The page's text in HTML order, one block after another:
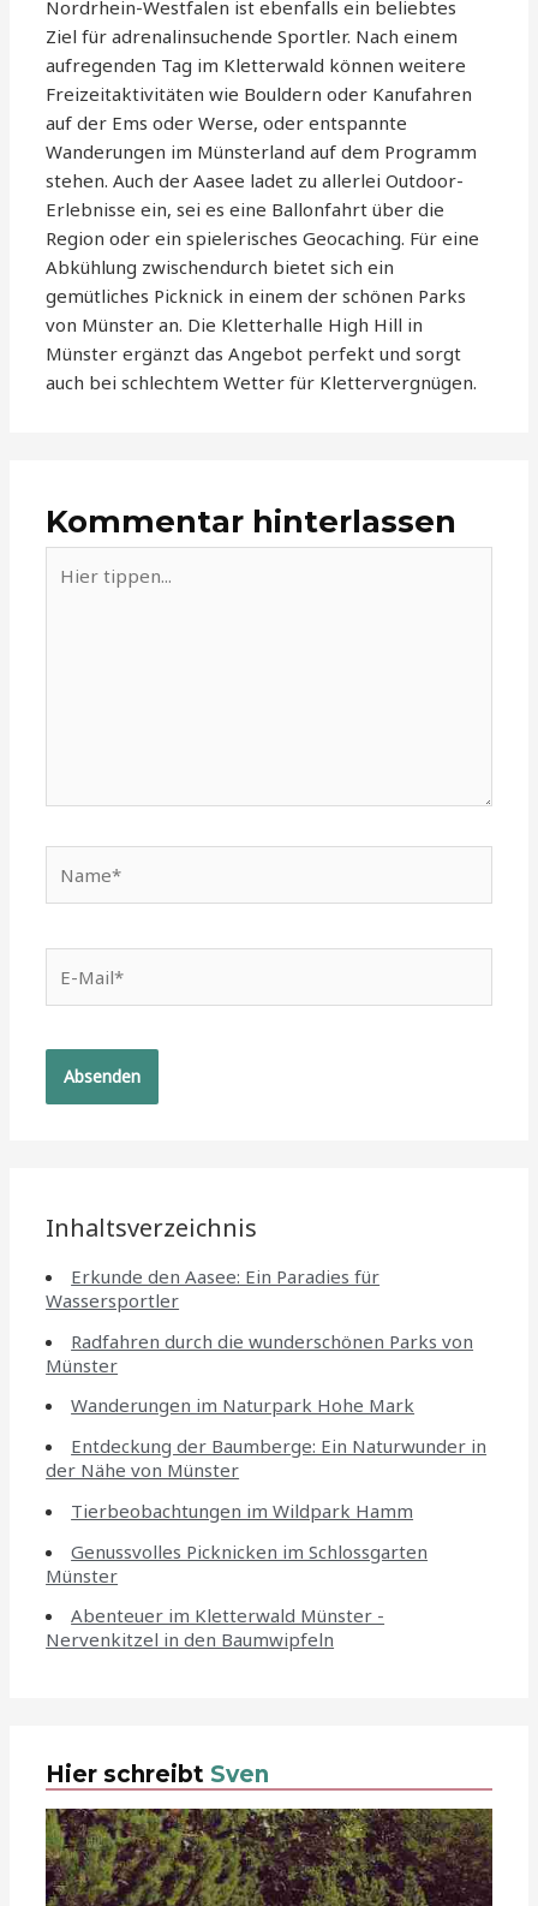
Nordrhein-Westfalen ist ebenfalls ein beliebtes
Ziel für adrenalinsuchende Sportler. Nach einem
aufregenden Tag im Kletterwald können weitere
Freizeitaktivitäten wie Bouldern oder Kanufahren
auf der Ems oder Werse, oder entspannte
Wanderungen im Münsterland auf dem Programm
stehen. Auch der Aasee ladet zu allerlei Outdoor-
Erlebnisse ein, sei es eine Ballonfahrt über die
Region oder ein spielerisches Geocaching. Für eine
Abkühlung zwischendurch bietet sich ein
gemütliches Picknick in einem der schönen Parks
von Münster an. Die Kletterhalle High Hill in
Münster ergänzt das Angebot perfekt und sorgt
auch bei schlechtem Wetter für Klettervergnügen.
Kommentar hinterlassen
tippen...
Mail*
Inhaltsverzeichnis
Erkunde den Aasee: Ein Paradies für
Wassersportler
Radfahren durch die wunderschönen Parks von
Münster
Wanderungen im Naturpark Hohe Mark
Entdeckung der Baumberge: Ein Naturwunder in
der Nähe von Münster
Tierbeobachtungen im Wildpark Hamm
Genussvolles Picknicken im Schlossgarten
Münster
Abenteuer im Kletterwald Münster -
Nervenkitzel in den Baumwipfeln
Hier schreibt Sven